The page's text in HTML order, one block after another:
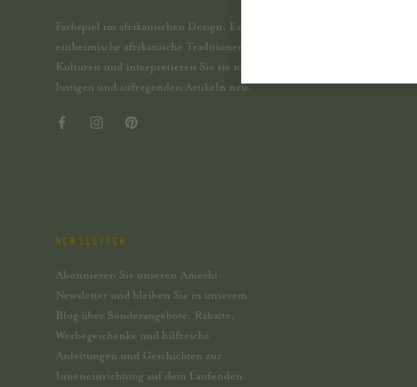
Farbspiel im afrikanischen Design. Erkunden Sie
einheimische afrikanische Traditionen, Textilien und
Kulturen und interpretieren Sie sie mit frischen,
lustigen und aufregenden Artikeln neu.
NEWSLETTER
Abonnieren Sie unseren Amechi-
Newsletter und bleiben Sie in unserem
Blog über Sonderangebote, Rabatte,
Werbegeschenke und hilfreiche
Anleitungen und Geschichten zur
Inneneinrichtung auf dem Laufenden.